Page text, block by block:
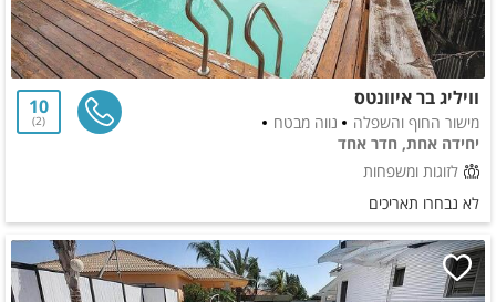
וויליג בר איוונטס
מישור החוף והשפלה
נווה מבטח
יחידה אחת, חדר אחד
לזוגות ומשפחות
10
2
לא נבחרו תאריכים